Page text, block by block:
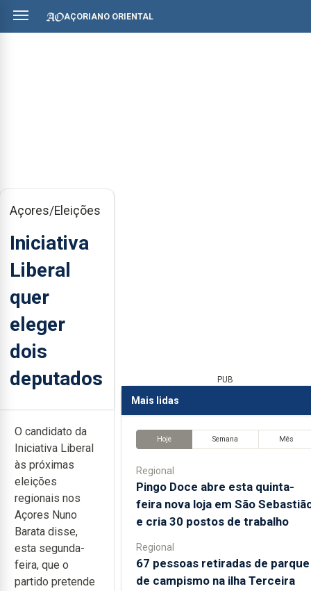
AÇORIANO ORIENTAL
Açores/Eleições
Iniciativa
Liberal
quer
eleger
dois
deputados
O candidato da
Iniciativa Liberal
às próximas
eleições
regionais nos
Açores Nuno
Barata disse,
esta segunda-
feira, que o
partido pretende
PUB
Mais lidas
Hoje Semana Mês
Regional
Pingo Doce abre esta quinta-
feira nova loja em São
e cria 30 postos de trabalho
Regional
67 pessoas retiradas de parque
de campismo na ilha Terceira